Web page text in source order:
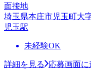
面接地
埼玉県本庄市児玉町大
児玉駅
未経験OK
詳細を見る
応募画面に